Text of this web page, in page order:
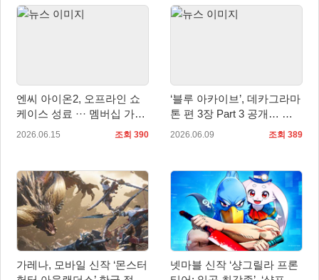
엔씨 아이온2, 오프라인 쇼
케이스 성료 ··· 멤버십 가격
인하 계획 발표
2026.06.15 조회 390
‘블루 아카이브’, 데카그라마
톤 편 3장 Part 3 공개… 케
이·아리스 무장 추가
2026.06.09 조회 389
가레나, 모바일 신작 ‘몬스터
넷마블 신작 ‘샹그릴라 프론